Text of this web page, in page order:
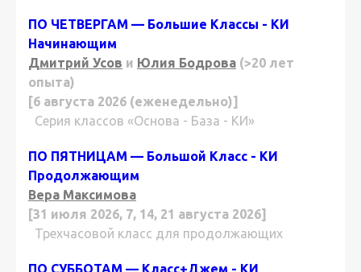
ПО ЧЕТВЕРГАМ — Большие Классы - КИ
Начинающим
Дмитрий Усов и Юлия Бодрова (>20 лет
опыта)
[6 августа 2026 (еженедельно)]
Серия классов «Основа - База - КИ»
ПО ПЯТНИЦАМ — Большой Класс - КИ
Продолжающим
Вера Максимова
[31 июля 2026, 7, 14, 21 августа 2026]
Трехчасовой класс для продолжающих
ПО СУББОТАМ — Класс+Джем - КИ